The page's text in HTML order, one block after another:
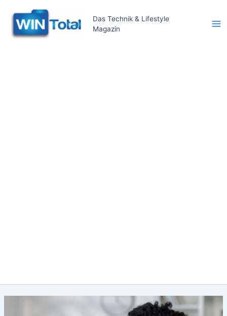
Inhalt
springen
Das Technik & Lifestyle
Magazin